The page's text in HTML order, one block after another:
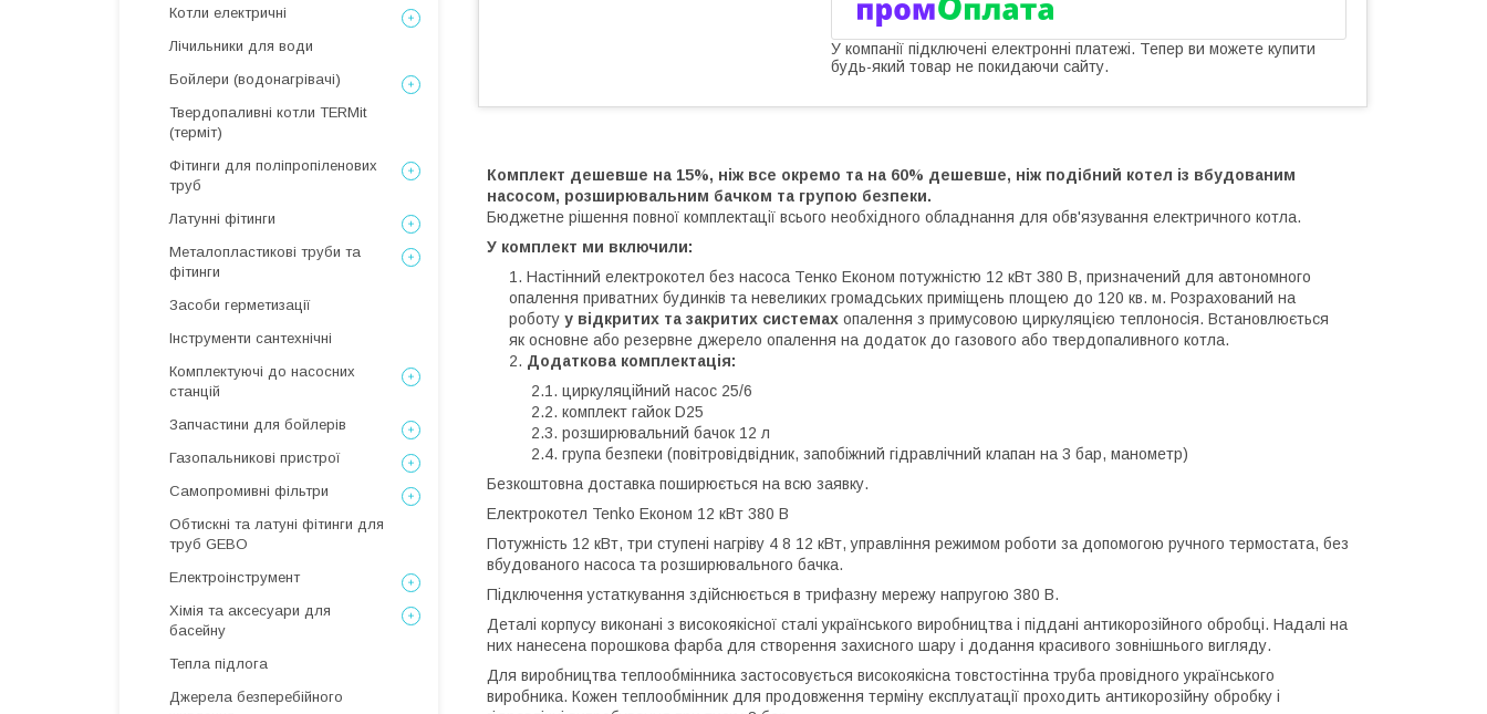
У компанії підключені електронні платежі. Тепер ви можете купити
будь-який товар не покидаючи сайту.
Комплект дешевше на 15%, ніж все окремо та на 60% дешевше, ніж подібний котел із вбудованим
насосом, розширювальним бачком та групою безпеки.
Бюджетне рішення повної комплектації всього необхідного обладнання для обв'язування електричного котла.
У комплект ми включили:
Настінний електрокотел без насоса Тенко Економ потужністю 12 кВт 380 В, призначений для автономного
опалення приватних будинків та невеликих громадських приміщень площею до 120 кв. м. Розрахований на
роботу у відкритих та закритих системах опалення з примусовою циркуляцією теплоносія. Встановлюється
як основне або резервне джерело опалення на додаток до газового або твердопаливного котла.
Додаткова комплектація:
циркуляційний насос 25/6
комплект гайок D25
розширювальний бачок 12 л
група безпеки (повітровідвідник, запобіжний гідравлічний клапан на 3 бар, манометр)
Безкоштовна доставка поширюється на всю заявку.
Електрокотел Tenko Економ 12 кВт 380 В
Потужність 12 кВт, три ступені нагріву 4 8 12 кВт, управління режимом роботи за допомогою ручного термостата, без
вбудованого насоса та розширювального бачка.
Підключення устаткування здійснюється в трифазну мережу напругою 380 В.
Деталі корпусу виконані з високоякісної сталі українського виробництва і піддані антикорозійного обробці. Надалі на
них нанесена порошкова фарба для створення захисного шару і додання красивого зовнішнього вигляду.
Для виробництва теплообмінника застосовується високоякісна товстостінна труба провідного українського
виробника. Кожен теплообмінник для продовження терміну експлуатації проходить антикорозійну обробку і
Котли електричні
Лічильники для води
Бойлери (водонагрівачі)
Твердопаливні котли TERMit
(терміт)
Фітинги для поліпропіленових
труб
Латунні фітинги
Металопластикові труби та
фітинги
Засоби герметизації
Інструменти сантехнічні
Комплектуючі до насосних
станцій
Запчастини для бойлерів
Газопальникові пристрої
Самопромивні фільтри
Обтискні та латуні фітинги для
труб GEBO
Електроінструмент
Хімія та аксесуари для
басейну
Тепла підлога
Джерела безперебійного